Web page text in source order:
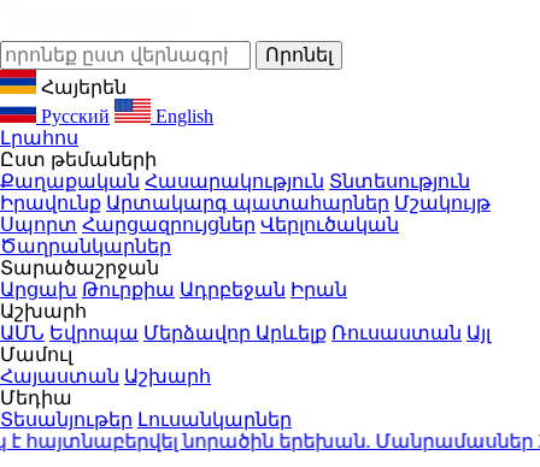
Հայերեն
Русский
English
Լրահոս
Ըստ թեմաների
Քաղաքական Հասարակություն Տնտեսություն
Իրավունք Արտակարգ պատահարներ Մշակույթ
Սպորտ Հարցազրույցներ Վերլուծական
Ծաղրանկարներ
Տարածաշրջան
Արցախ Թուրքիա Ադրբեջան Իրան
Աշխարհ
ԱՄՆ Եվրոպա Մերձավոր Արևելք Ռուսաստան Այլ
Մամուլ
Հայաստան Աշխարհ
Մեդիա
Տեսանյութեր Լուսանկարներ
նորածին երեխան. Մանրամասներ